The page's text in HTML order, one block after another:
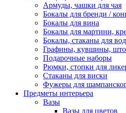
Армуды, чашки для чая
Бокалы для бренди /
Бокалы для вина
Бокалы для мартини,
Бокалы, стаканы для
Графины, кувшины,
Подарочные наборы
Рюмки, стопки для
Стаканы для виски
Фужеры для
Предметы интерьера
Вазы
Вазы для цветов